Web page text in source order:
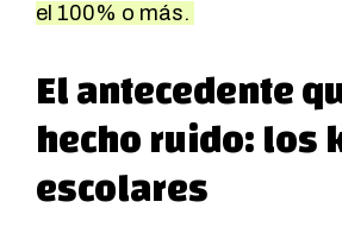
el 100% o más.
El antecedente
hecho ruido: los
escolares